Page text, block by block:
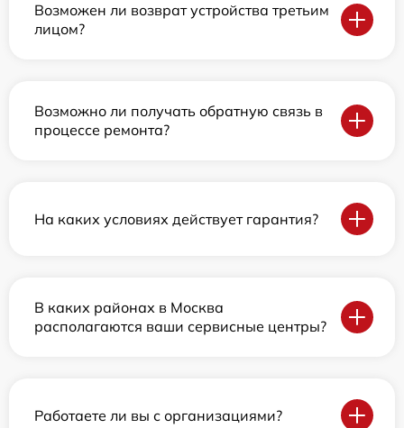
Возможен ли возврат устройства третьим
лицом?
Возможно ли получать обратную связь в
процессе ремонта?
На каких условиях действует гарантия?
В каких районах в Москва
располагаются ваши сервисные центры?
Работаете ли вы с организациями?